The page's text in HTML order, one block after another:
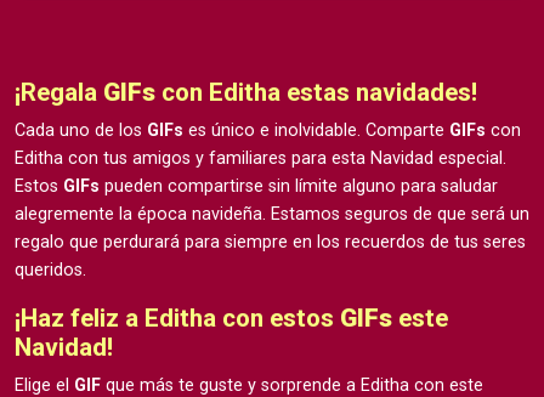
¡Regala GIFs con Editha estas navidades!
Cada uno de los GIFs es único e inolvidable. Comparte GIFs con
Editha con tus amigos y familiares para esta Navidad especial.
Estos GIFs pueden compartirse sin límite alguno para saludar
alegremente la época navideña. Estamos seguros de que será un
regalo que perdurará para siempre en los recuerdos de tus seres
queridos.
¡Haz feliz a Editha con estos GIFs este
Navidad!
Elige el GIF que más te guste y sorprende a Editha con este